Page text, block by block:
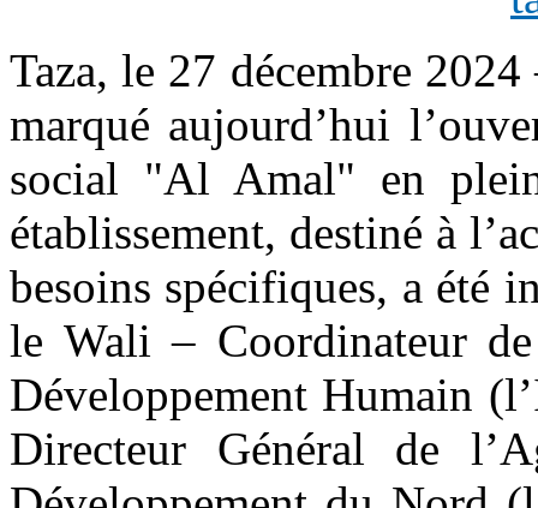
Taza, le 27 décembre
marqué aujourd’hui
social "Al Amal" en
établissement, destiné à
besoins spécifiques, a été
le Wali – Coordinateur
Développement Humain
Directeur Général de